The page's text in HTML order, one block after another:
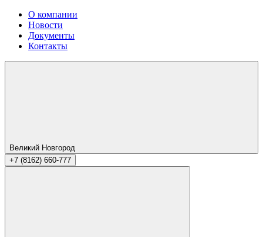
О компании
Новости
Документы
Контакты
Великий Новгород
+7 (8162) 660-777